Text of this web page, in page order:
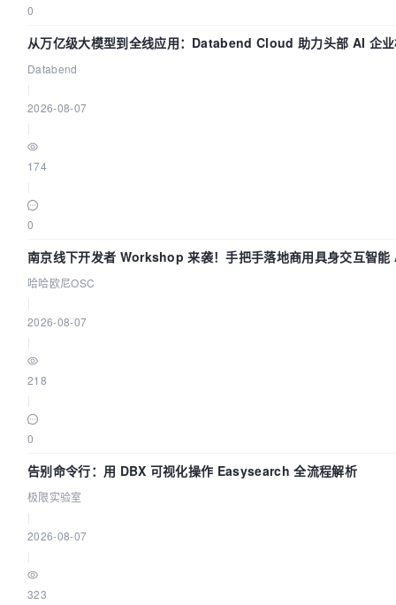
0
从万亿级大模型到全线应用：Databend Cloud 助力头部 AI 企
Databend
2026-08-07
174
0
南京线下开发者 Workshop 来袭！手把手落地商用具身交互智
哈哈欧尼OSC
2026-08-07
218
0
告别命令行：用 DBX 可视化操作 Easysearch 全流程解析
极限实验室
2026-08-07
323